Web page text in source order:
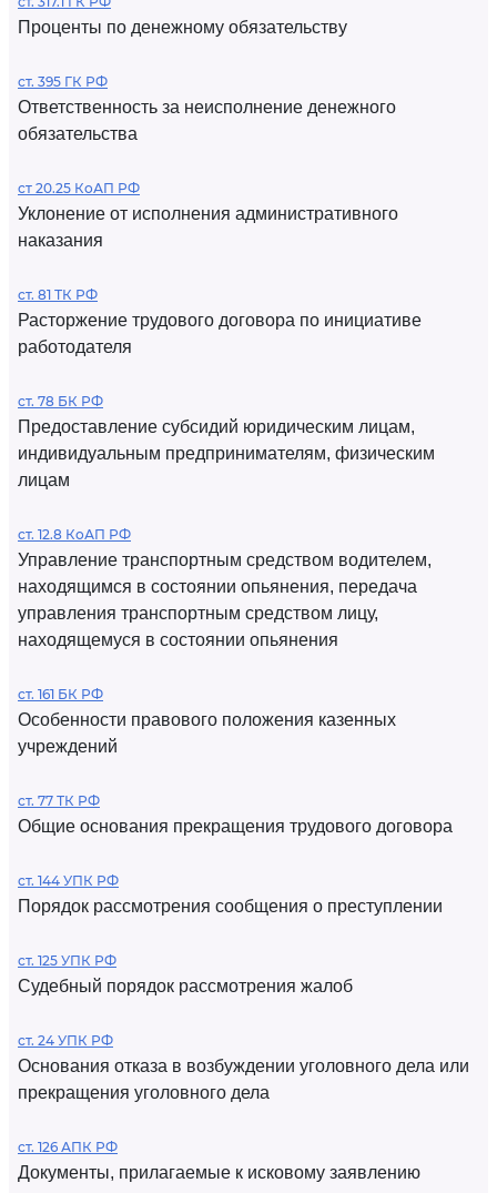
Проценты по денежному обязательству
ст. 395 ГК РФ
Ответственность за неисполнение денежного
обязательства
ст 20.25 КоАП РФ
Уклонение от исполнения административного
наказания
ст. 81 ТК РФ
Расторжение трудового договора по инициативе
работодателя
ст. 78 БК РФ
Предоставление субсидий юридическим лицам,
индивидуальным предпринимателям, физическим
лицам
ст. 12.8 КоАП РФ
Управление транспортным средством водителем,
находящимся в состоянии опьянения, передача
управления транспортным средством лицу,
находящемуся в состоянии опьянения
ст. 161 БК РФ
Особенности правового положения казенных
учреждений
ст. 77 ТК РФ
Общие основания прекращения трудового договора
ст. 144 УПК РФ
Порядок рассмотрения сообщения о преступлении
ст. 125 УПК РФ
Судебный порядок рассмотрения жалоб
ст. 24 УПК РФ
Основания отказа в возбуждении уголовного дела или
прекращения уголовного дела
ст. 126 АПК РФ
Документы, прилагаемые к исковому заявлению